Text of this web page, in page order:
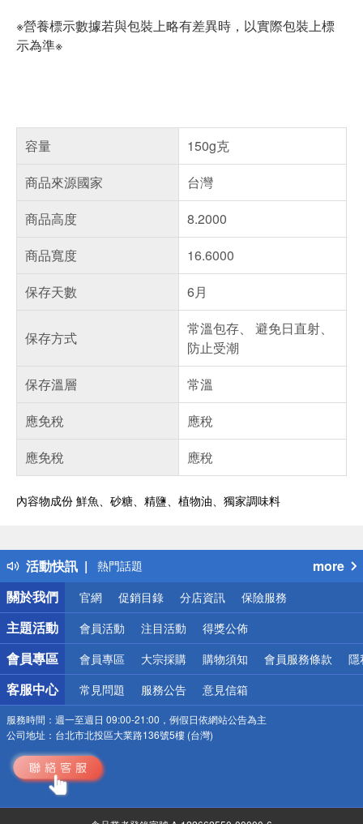
※營養標示數據若與包裝上略有差異時，以實際包裝上標
示為準※
容量
150g克
商品來源國家
台灣
商品高度
8.2000
商品寬度
16.6000
保存天數
6月
保存方式
常溫包存、 避免日直射、
防止受潮
保存溫層
常溫
應免稅
應稅
應免稅
應稅
內容物成份 鮮魚、砂糖、精鹽、植物油、獨家調味料
活動快訊
得獎公告
熱門話題
銀行優惠
偏遠地區配送
詐騙網頁！請小心！
more
關於我們
官網 促銷目錄 分店資訊 保險服務
主題活動 會員活動 注目活動 得獎公佈
會員專區 會員專區 大宗採購 購物須知 會員服務條款 隱
客服中心 常見問題 服務公告 意見信箱
服務時間： 週一至週日 09:00-21:00，例假日依網站公告為主
公司地址： 台北市北投區大業路136號5樓 (台灣)